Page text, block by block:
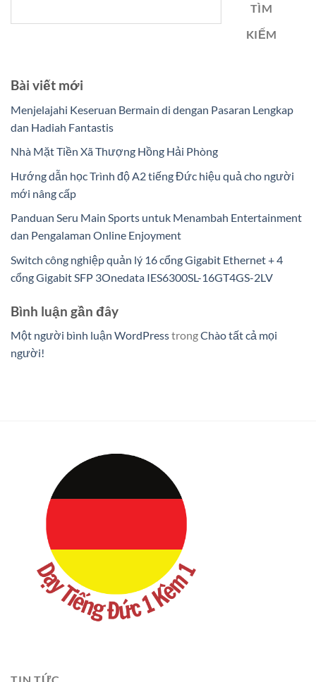
TÌM
KIẾM
Bài viết mới
Menjelajahi Keseruan Bermain di dengan Pasaran Lengkap
dan Hadiah Fantastis
Nhà Mặt Tiền Xã Thượng Hồng Hải Phòng
Hướng dẫn học Trình độ A2 tiếng Đức hiệu quả cho người
mới nâng cấp
Panduan Seru Main Sports untuk Menambah Entertainment
dan Pengalaman Online Enjoyment
Switch công nghiệp quản lý 16 cổng Gigabit Ethernet + 4
cổng Gigabit SFP 3Onedata IES6300SL-16GT4GS-2LV
Bình luận gần đây
Một người bình luận WordPresstrongChào tất cả mọi
người!